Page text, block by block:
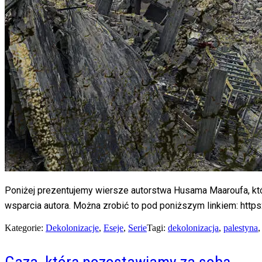
Poniżej prezentujemy wiersze autorstwa Husama Maaroufa,
wsparcia autora. Można zrobić to pod poniższym linkiem:
Kategorie: Dekolonizacje, Eseje, SerieTagi: dekolonizacja, palestyna,